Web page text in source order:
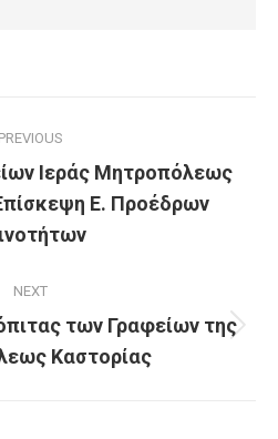
PREVIOUS
Previous
post:
Ιεράς Μητροπόλεως
Ε. Προέδρων
NEXT
Next
post:
των Γραφείων της
Καστορίας